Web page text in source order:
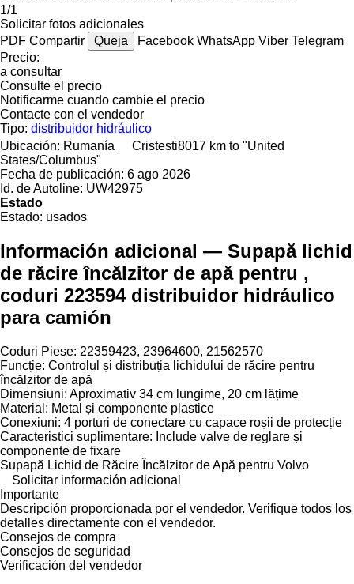
1/1
Solicitar fotos adicionales
PDF Compartir Queja Facebook WhatsApp Viber Telegram
Precio:
a consultar
Consulte el precio
Notificarme cuando cambie el precio
Contacte con el vendedor
Tipo: distribuidor hidráulico
Ubicación: Rumanía Cristesti8017 km to "United
States/Columbus"
Fecha de publicación: 6 ago 2026
Id. de Autoline: UW42975
Estado
Estado: usados
Información adicional — Supapă lichid
de răcire încălzitor de apă pentru ,
coduri 223594 distribuidor hidráulico
para camión
Coduri Piese: 22359423, 23964600, 21562570
Funcție: Controlul și distribuția lichidului de răcire pentru
încălzitor de apă
Dimensiuni: Aproximativ 34 cm lungime, 20 cm lățime
Material: Metal și componente plastice
Conexiuni: 4 porturi de conectare cu capace roșii de protecție
Caracteristici suplimentare: Include valve de reglare și
componente de fixare
Supapă Lichid de Răcire Încălzitor de Apă pentru Volvo
Solicitar información adicional
Importante
Descripción proporcionada por el vendedor. Verifique todos los
detalles directamente con el vendedor.
Consejos de compra
Consejos de seguridad
Verificación del vendedor